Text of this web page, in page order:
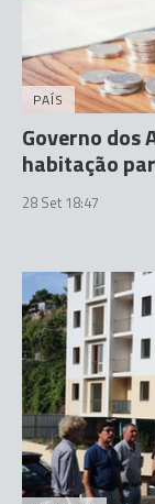
PAÍS
Governo dos
habitação
28 Set 18:47